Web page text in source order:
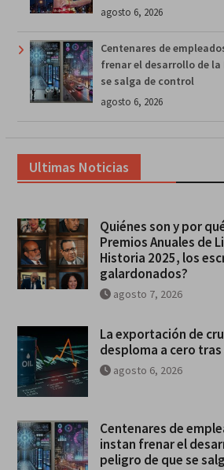
agosto 6, 2026
Centenares de
frenar el desarrollo de la
se salga de control
agosto 6, 2026
Ultimas Noticias
Quiénes son y por
Premios Anuales de
Historia 2025, los
galardonados?
agosto 7, 2026
La exportación de
desploma a cero tras
agosto 6, 2026
Centenares de
instan frenar el
peligro de que se